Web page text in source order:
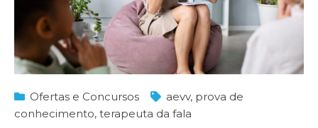
Ofertas e Concursos aevv, prova de
conhecimento, terapeuta da fala